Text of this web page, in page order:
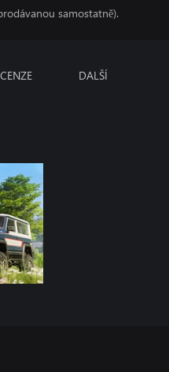
samostatně).
DALŠÍ